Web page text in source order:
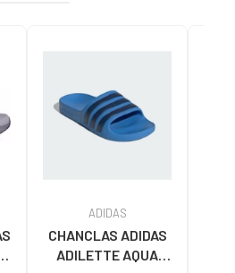
ADIDAS
CHANCLAS ADIDAS
ADILETTE AQUA